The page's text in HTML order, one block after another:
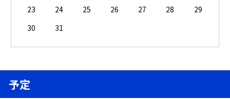
23
24 25 26 27 28
29
30
31
予定